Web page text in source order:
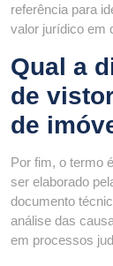
referência para
valor jurídico em
Qual a
de
de
Por fim, o termo
ser elaborado
documento
análise das
em processos